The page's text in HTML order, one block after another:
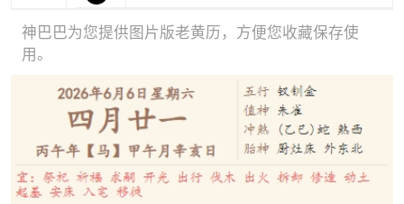
神巴巴为您提供图片版老黄历，方便您收藏保存使
用。